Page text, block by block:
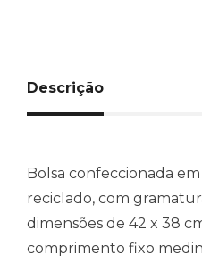
Descrição
Bolsa confeccionada
reciclado, com
dimensões de 42 x 38
comprimento fixo